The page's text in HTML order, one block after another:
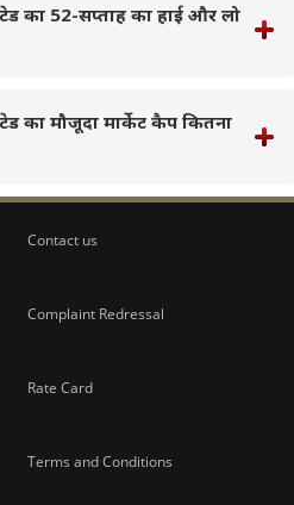
का 52-सप्ताह का हाई और लो
का मौजूदा मार्केट कैप कितना
Contact us
Complaint Redressal
Rate Card
Terms and Conditions